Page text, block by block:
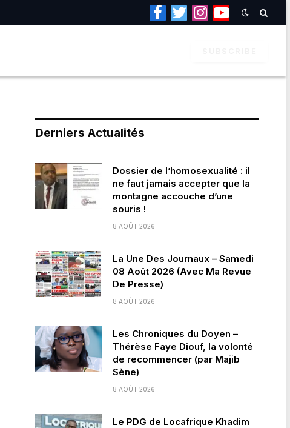
Facebook
TwitterInstagramYouTube
Derniers Actualités
Dossier de l’homosexualité : il
ne faut jamais accepter que la
montagne accouche d’une
souris !
8 AOÛT 2026
La Une Des Journaux – Samedi
08 Août 2026 (Avec Ma Revue
De Presse)
8 AOÛT 2026
Les Chroniques du Doyen –
Thérèse Faye Diouf, la volonté
de recommencer (par Majib
Sène)
8 AOÛT 2026
Le PDG de Locafrique Khadim